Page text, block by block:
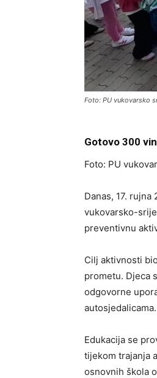
Foto: PU vukovarsko
Gotovo 300
Foto: PU
Danas, 17.
vukovarsko-
preventivnu
Cilj aktivnosti
prometu. Djeca
odgovorne
autosjedalicama.
Edukacija se
tijekom trajanja
osnovnih škola